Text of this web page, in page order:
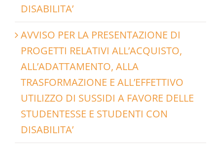
DISABILITA’
AVVISO PER LA PRESENTAZIONE DI
PROGETTI RELATIVI ALL’ACQUISTO,
ALL’ADATTAMENTO, ALLA
TRASFORMAZIONE E ALL’EFFETTIVO
UTILIZZO DI SUSSIDI A FAVORE DELLE
STUDENTESSE E STUDENTI CON
DISABILITA’